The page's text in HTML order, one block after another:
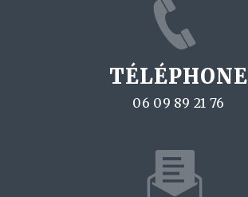
TÉLÉPHONE
06 09 89 21 76